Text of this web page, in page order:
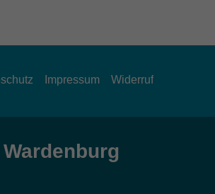
Impressum Widerruf